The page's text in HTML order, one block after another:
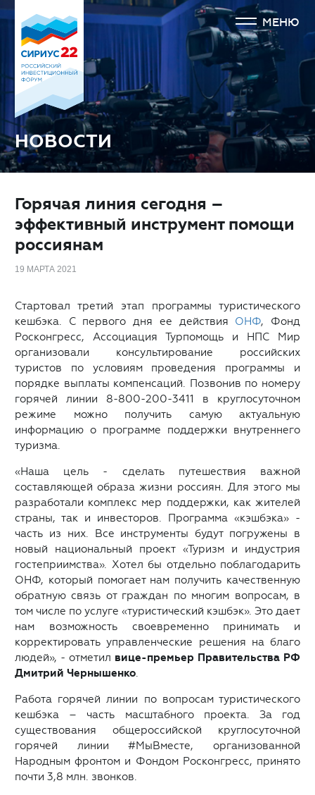
МЕНЮ
НОВОСТИ
Горячая линия сегодня –
эффективный инструмент помощи
россиянам
19 МАРТА 2021
Стартовал третий этап программы туристического
кешбэка. С первого дня ее действия ОНФ, Фонд
Росконгресс, Ассоциация Турпомощь и НПС Мир
организовали консультирование российских
туристов по условиям проведения программы и
порядке выплаты компенсаций. Позвонив по номеру
горячей линии 8-800-200-3411 в круглосуточном
режиме можно получить самую актуальную
информацию о программе поддержки внутреннего
туризма.
«Наша цель - сделать путешествия важной
составляющей образа жизни россиян. Для этого мы
разработали комплекс мер поддержки, как жителей
страны, так и инвесторов. Программа «кэшбэка» -
часть из них. Все инструменты будут погружены в
новый национальный проект «Туризм и индустрия
гостеприимства». Хотел бы отдельно поблагодарить
ОНФ, который помогает нам получить качественную
обратную связь от граждан по многим вопросам, в
том числе по услуге «туристический кэшбэк». Это дает
нам возможность своевременно принимать и
корректировать управленческие решения на благо
людей», - отметил вице-премьер Правительства РФ
Дмитрий Чернышенко.
Работа горячей линии по вопросам туристического
кешбэка – часть масштабного проекта. За год
существования общероссийской круглосуточной
горячей линии #МыВместе, организованной
Народным фронтом и Фондом Росконгресс, принято
почти 3,8 млн. звонков.